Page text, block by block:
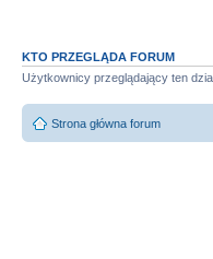
KTO PRZEGLĄDA FORUM
Użytkownicy przeglądający ten
Strona główna forum